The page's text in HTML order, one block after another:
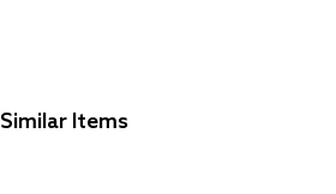
Similar Items